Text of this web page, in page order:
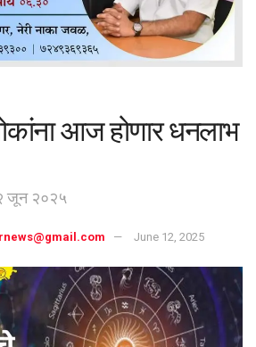
आज होणार धनलाभ
जून २०२५
June 12, 2025